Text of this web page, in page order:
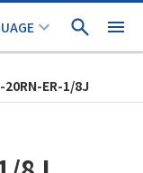
20RN-ER-1/8J